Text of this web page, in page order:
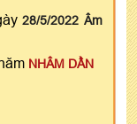
28/5/2022 Âm
năm NHÂM DẦN